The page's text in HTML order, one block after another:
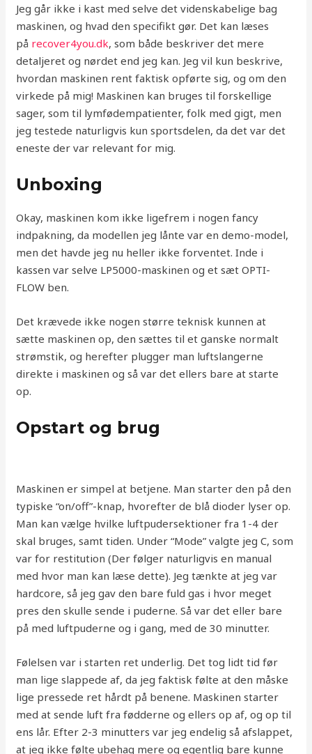
Jeg går ikke i kast med selve det videnskabelige bag
maskinen, og hvad den specifikt gør. Det kan læses
på recover4you.dk, som både beskriver det mere
detaljeret og nørdet end jeg kan. Jeg vil kun beskrive,
hvordan maskinen rent faktisk opførte sig, og om den
virkede på mig! Maskinen kan bruges til forskellige
sager, som til lymfødempatienter, folk med gigt, men
jeg testede naturligvis kun sportsdelen, da det var det
eneste der var relevant for mig.
Unboxing
Okay, maskinen kom ikke ligefrem i nogen fancy
indpakning, da modellen jeg lånte var en demo-model,
men det havde jeg nu heller ikke forventet. Inde i
kassen var selve LP5000-maskinen og et sæt OPTI-
FLOW ben.
Det krævede ikke nogen større teknisk kunnen at
sætte maskinen op, den sættes til et ganske normalt
strømstik, og herefter plugger man luftslangerne
direkte i maskinen og så var det ellers bare at starte
op.
Opstart og brug
Maskinen er simpel at betjene. Man starter den på den
typiske “on/off”-knap, hvorefter de blå dioder lyser op.
Man kan vælge hvilke luftpudersektioner fra 1-4 der
skal bruges, samt tiden. Under “Mode” valgte jeg C, som
var for restitution (Der følger naturligvis en manual
med hvor man kan læse dette). Jeg tænkte at jeg var
hardcore, så jeg gav den bare fuld gas i hvor meget
pres den skulle sende i puderne. Så var det eller bare
på med luftpuderne og i gang, med de 30 minutter.
Følelsen var i starten ret underlig. Det tog lidt tid før
man lige slappede af, da jeg faktisk følte at den måske
lige pressede ret hårdt på benene. Maskinen starter
med at sende luft fra fødderne og ellers op af, og op til
ens lår. Efter 2-3 minutters var jeg endelig så afslappet,
at jeg ikke følte ubehag mere og egentlig bare kunne